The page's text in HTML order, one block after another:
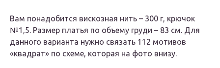
Вам понадобится вискозная нить – 300 г, крючок
№1,5. Размер платья по объему груди – 83 см. Для
данного варианта нужно связать 112 мотивов
«квадрат» по схеме, которая на фото внизу.